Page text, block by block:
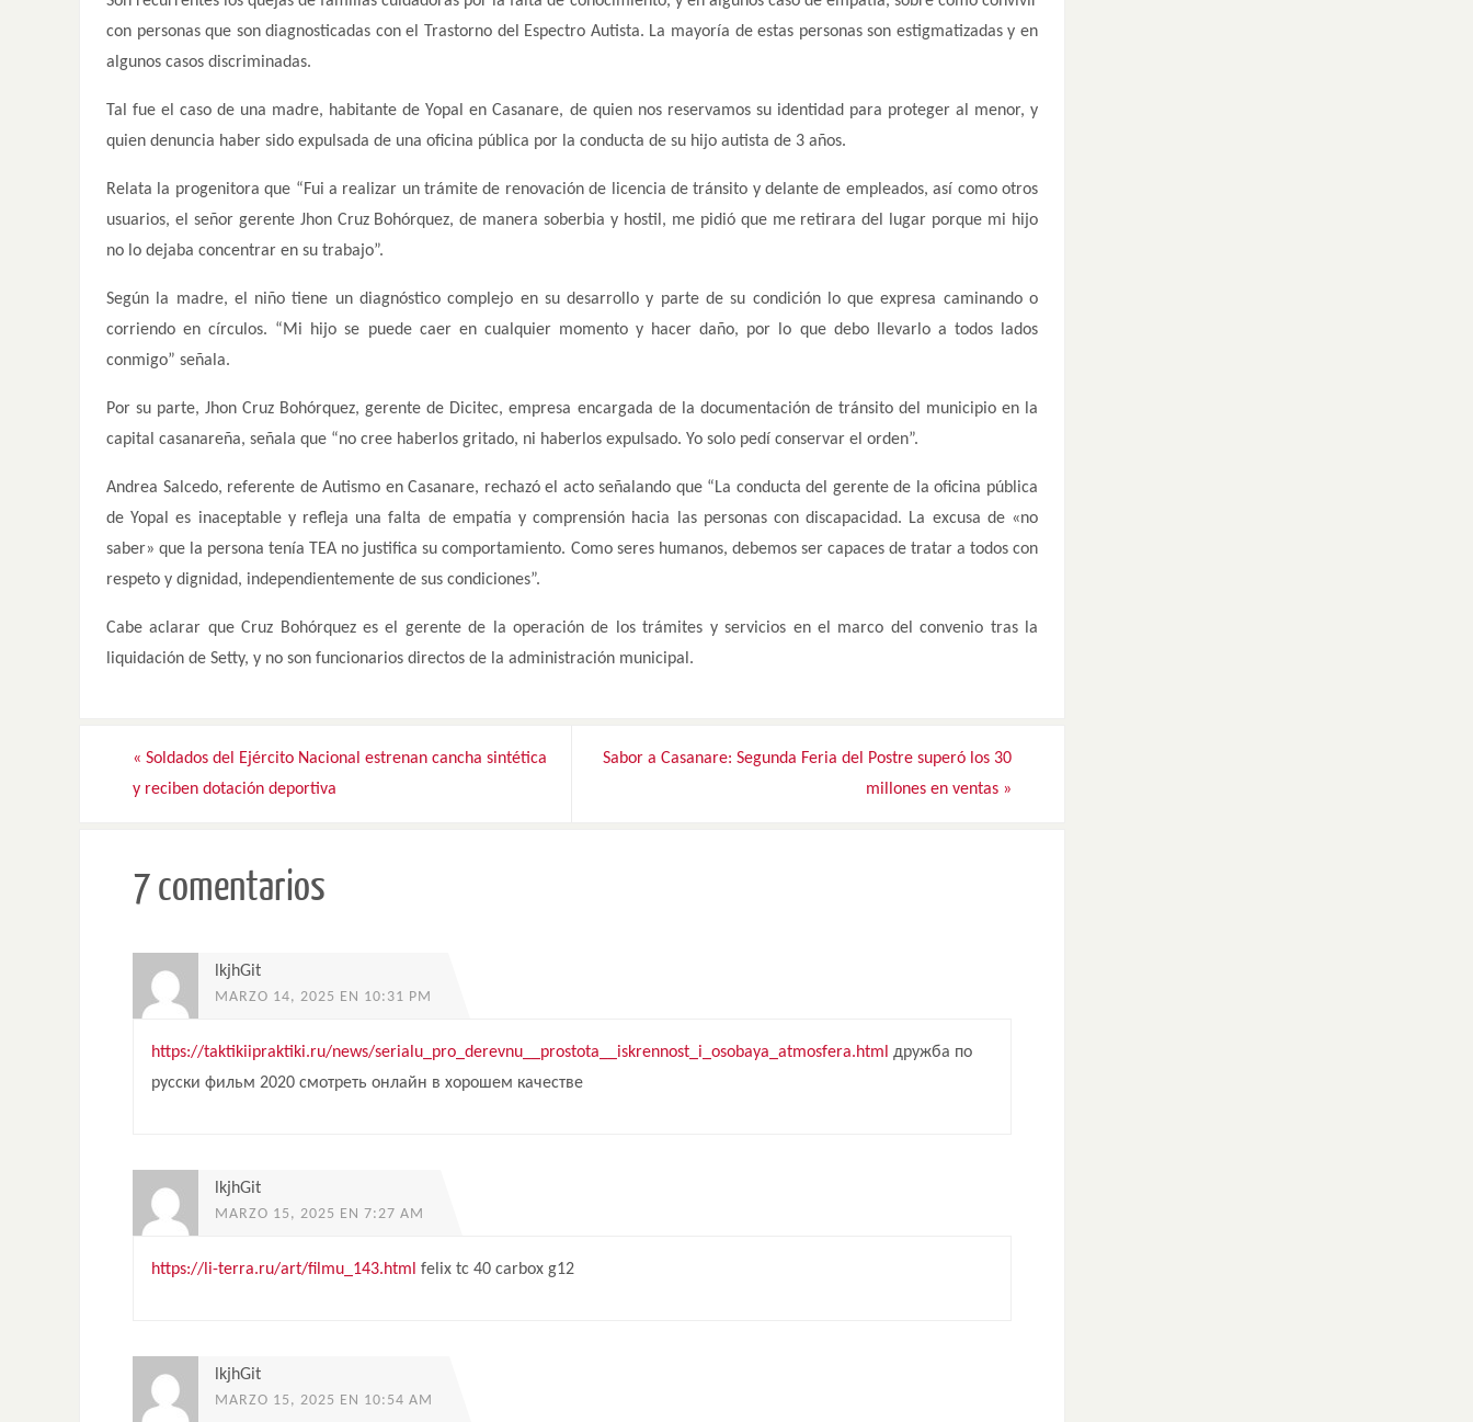
con personas que son diagnosticadas con el Trastorno del Espectro Autista. La mayoría de estas personas son estigmatizadas y en
algunos casos discriminadas.
Tal fue el caso de una madre, habitante de Yopal en Casanare, de quien nos reservamos su identidad para proteger al menor, y
quien denuncia haber sido expulsada de una oficina pública por la conducta de su hijo autista de 3 años.
Relata la progenitora que “Fui a realizar un trámite de renovación de licencia de tránsito y delante de empleados, así como otros
usuarios, el señor gerente Jhon Cruz Bohórquez, de manera soberbia y hostil, me pidió que me retirara del lugar porque mi hijo
no lo dejaba concentrar en su trabajo”.
Según la madre, el niño tiene un diagnóstico complejo en su desarrollo y parte de su condición lo que expresa caminando o
corriendo en círculos. “Mi hijo se puede caer en cualquier momento y hacer daño, por lo que debo llevarlo a todos lados
conmigo” señala.
Por su parte, Jhon Cruz Bohórquez, gerente de Dicitec, empresa encargada de la documentación de tránsito del municipio en la
capital casanareña, señala que “no cree haberlos gritado, ni haberlos expulsado. Yo solo pedí conservar el orden”.
Andrea Salcedo, referente de Autismo en Casanare, rechazó el acto señalando que “La conducta del gerente de la oficina pública
de Yopal es inaceptable y refleja una falta de empatía y comprensión hacia las personas con discapacidad. La excusa de «no
saber» que la persona tenía TEA no justifica su comportamiento. Como seres humanos, debemos ser capaces de tratar a todos con
respeto y dignidad, independientemente de sus condiciones”.
Cabe aclarar que Cruz Bohórquez es el gerente de la operación de los trámites y servicios en el marco del convenio tras la
liquidación de Setty, y no son funcionarios directos de la administración municipal.
« Soldados del Ejército Nacional estrenan cancha sintética
y reciben dotación deportiva
Sabor a Casanare: Segunda Feria del Postre superó los 30
millones en ventas »
7 comentarios
lkjhGit
MARZO 14, 2025 EN 10:31 PM
https://taktikiipraktiki.ru/news/serialu_pro_derevnu__prostota__iskrennost_i_osobaya_atmosfera.html дружба по
русски фильм 2020 смотреть онлайн в хорошем качестве
lkjhGit
MARZO 15, 2025 EN 7:27 AM
https://li-terra.ru/art/filmu_143.html felix tc 40 carbox g12
lkjhGit
MARZO 15, 2025 EN 10:54 AM